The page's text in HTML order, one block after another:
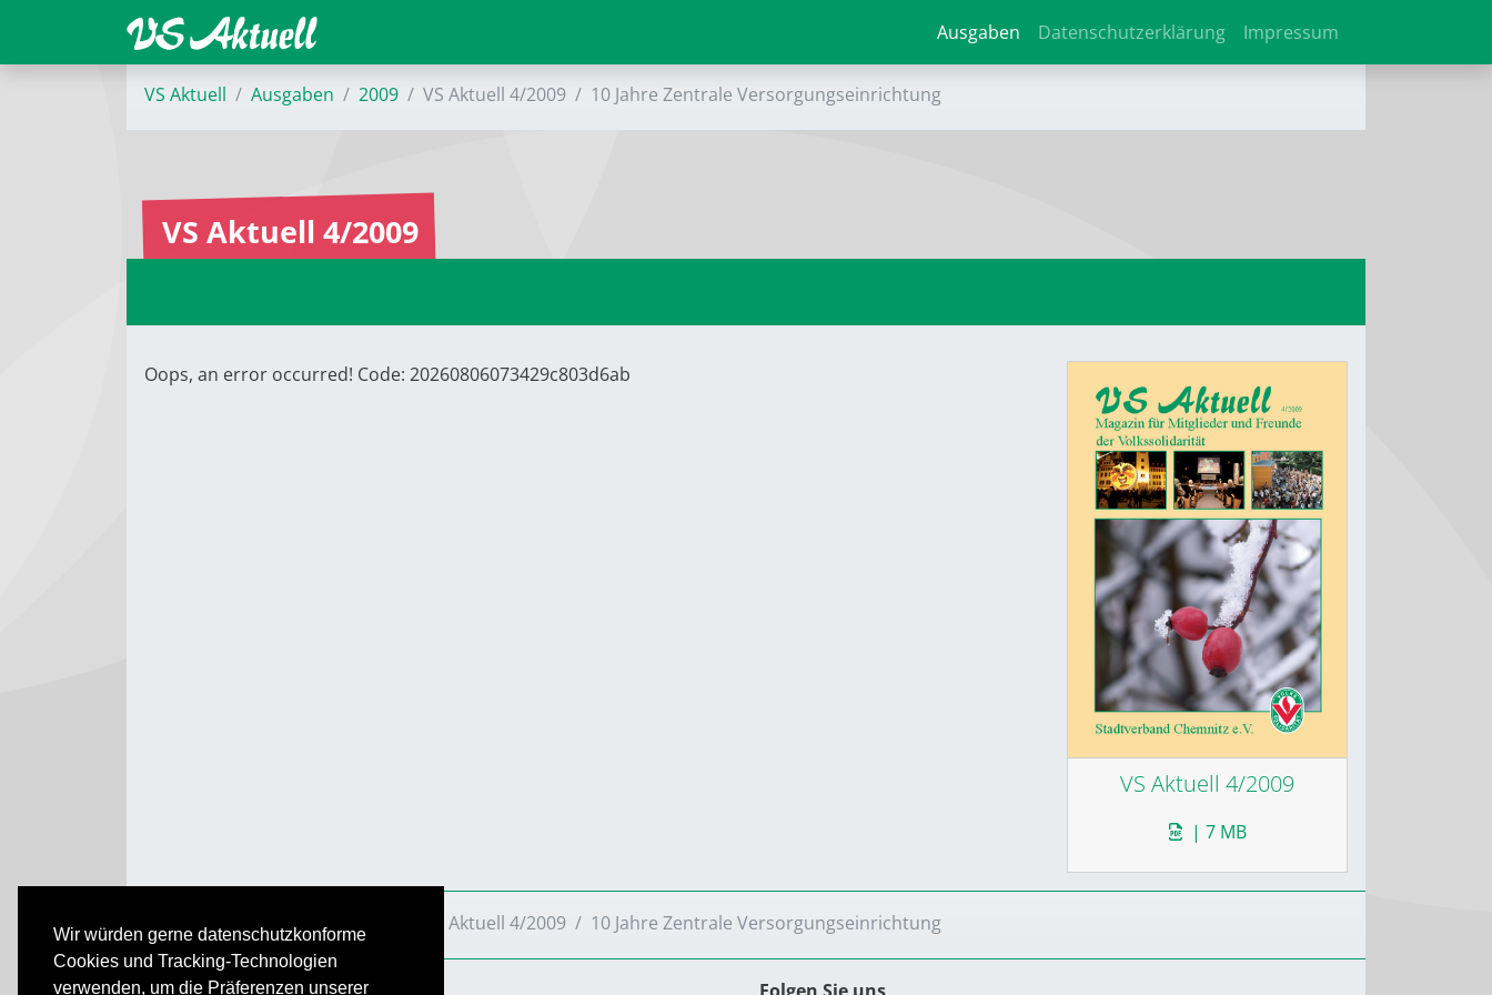
Wir würden gerne datenschutzkonforme
Cookies und Tracking-Technologien
verwenden, um die Präferenzen unserer
Ausgaben Datenschutzerklärung Impressum
VS Aktuell Ausgaben 2009 VS Aktuell 4/2009 10 Jahre Zentrale Versorgungseinrichtung
VS Aktuell 4/2009
VS Aktuell 4/2009
| 7 MB
Oops, an error occurred! Code: 20260806073429c803d6ab
VS Aktuell Ausgaben VS Aktuell 4/2009 10 Jahre Zentrale Versorgungseinrichtung